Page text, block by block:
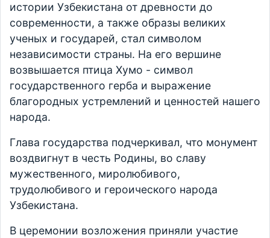
истории Узбекистана от древности до
современности, а также образы великих
ученых и государей, стал символом
независимости страны. На его вершине
возвышается птица Хумо - символ
государственного герба и выражение
благородных устремлений и ценностей нашего
народа.
Глава государства подчеркивал, что монумент
воздвигнут в честь Родины, во славу
мужественного, миролюбивого,
трудолюбивого и героического народа
Узбекистана.
В церемонии возложения приняли участие